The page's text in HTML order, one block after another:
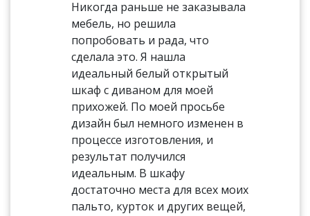
Никогда раньше не заказывала
мебель, но решила
попробовать и рада, что
сделала это. Я нашла
идеальный белый открытый
шкаф с диваном для моей
прихожей. По моей просьбе
дизайн был немного изменен в
процессе изготовления, и
результат получился
идеальным. В шкафу
достаточно места для всех моих
пальто, курток и других вещей,